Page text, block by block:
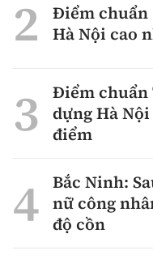
Điểm chuẩn
Hà Nội cao
Điểm chuẩn
dựng Hà
điểm
Bắc Ninh:
nữ công
độ cồn